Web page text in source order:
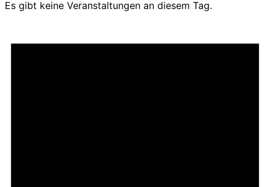
Es gibt keine Veranstaltungen an diesem Tag.